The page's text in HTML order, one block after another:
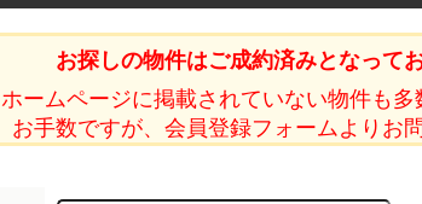
お探しの物件はご成約済みとなってお
ホームページに掲載されていない物件も多
お手数ですが、会員登録フォームよりお